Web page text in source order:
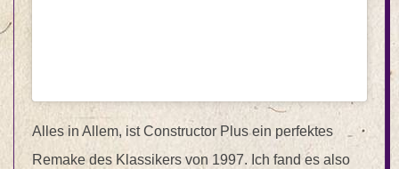
Alles in Allem, ist Constructor Plus ein perfektes
Remake des Klassikers von 1997. Ich fand es also